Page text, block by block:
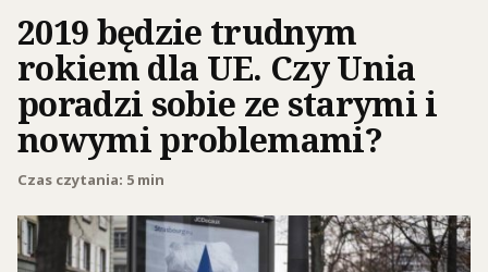
2019 będzie trudnym
rokiem dla UE. Czy Unia
poradzi sobie ze starymi i
nowymi problemami?
Czas czytania: 5 min